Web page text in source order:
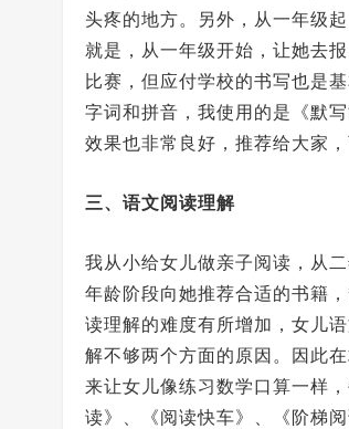
头疼的地方。另外，从一年级
就是，从一年级开始，让她去
比赛，但应付学校的书写也是
字词和拼音，我使用的是《默
效果也非常良好，推荐给大家
三、语文阅读理解
我从小给女儿做亲子阅读，从
年龄阶段向她推荐合适的书籍
读理解的难度有所增加，女儿
解不够两个方面的原因。因此
来让女儿像练习数学口算一样
读》、《阅读快车》、《阶梯